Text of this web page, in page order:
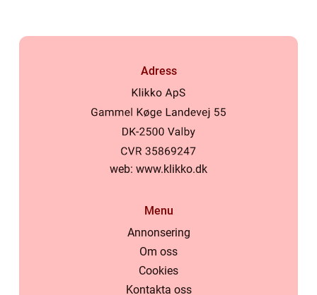
Adress
web: www.klikko.dk
Menu
Annonsering
Om oss
Cookies
Kontakta oss